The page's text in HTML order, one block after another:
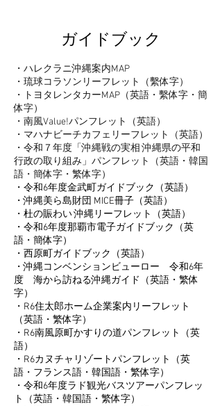
ガイドブック
・ハレクラニ沖縄案内MAP
・琉球コラソンリーフレット（繫体字）
・トヨタレンタカーMAP（英語・繫体字・簡
体字）
・南風Value!パンフレット（英語）
・マハナビーチカフェリーフレット（英語）
・令和７年度「沖縄戦の実相 沖縄県の平和
行政の取り組み」パンフレット（英語・韓国
語・簡体字・繁体字）
・令和6年度金武町ガイドブック（英語）
・沖縄美ら島財団 MICE冊子（英語）
・杜の賑わい 沖縄リーフレット（英語）
・令和6年度那覇市電子ガイドブック（英
語・簡体字）
・西原町ガイドブック（英語）
・沖縄コンベンションビューロー 令和6年
度 海から訪ねる沖縄ガイド（英語・繁体
字）
・R6住太郎ホーム企業案内リーフレット
（英語・繁体字）
・R6南風原町かすりの道パンフレット（英
語）
・R6カヌチャリゾートパンフレット（英
語・フランス語・韓国語・繁体字）
・令和6年度ラド観光バスツアーパンフレッ
ト（英語・韓国語・繁体字）